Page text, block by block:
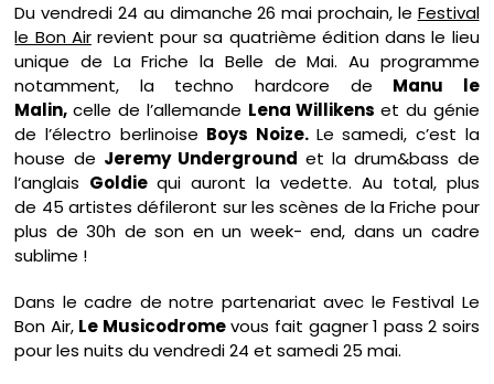
Du vendredi 24 au dimanche 26 mai prochain, le Festival
le Bon Airrevient pour sa quatrième édition dans le lieu
unique de La Friche la Belle de Mai. Au programme
notamment, la techno hardcore de Manu le
Malin,celle de l’allemande Lena Willikenset du génie
de l’électro berlinoise Boys Noize. Le samedi, c’est la
house de Jeremy Underground et la drum&bass de
l’anglais Goldiequi auront la vedette. Au total, plus
de 45 artistes défileront sur les scènes de la Friche pour
plus de 30h de son en un week- end, dans un cadre
sublime !
Dans le cadre de notre partenariat avec le Festival Le
Bon Air, Le Musicodromevous fait gagner 1 pass 2 soirs
pour les nuits du vendredi 24 et samedi 25 mai.